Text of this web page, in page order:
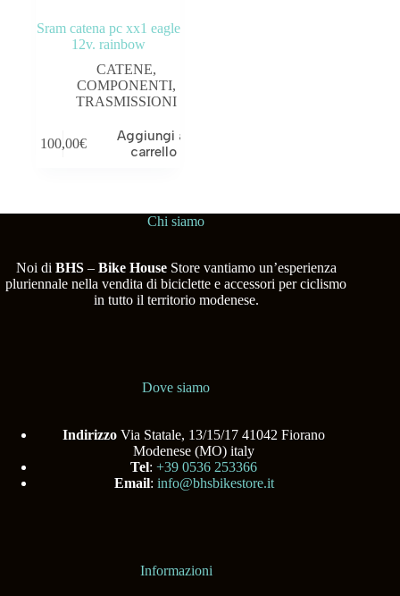
OUTLET
Tag prodotto
Sram catena pc xx1 eagle
12v. rainbow
CATENE,
COMPONENTI,
TRASMISSIONI
100,00€
Aggiungi al
carrello
Chi siamo
Noi di BHS– Bike HouseStore vantiamo un’esperienza
pluriennale nella vendita di biciclette e accessori per ciclismo
in tutto il territorio modenese.
Dove siamo
Indirizzo Via Statale, 13/15/17 41042 Fiorano
Modenese (MO) italy
Tel:+39 0536 253366
Email: info@bhsbikestore.it
Informazioni